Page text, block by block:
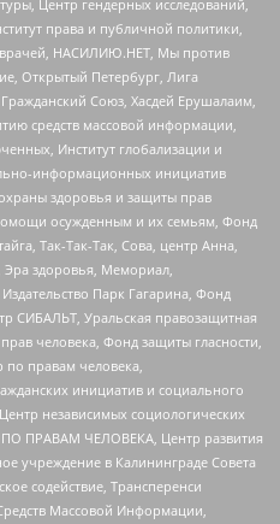
Центр гендерных исследований,
права и публичной политики,
НАСИЛИЮ.НЕТ, Мы против
Открытый Петербург, Лига
Союз, Хасдей Ерушалаим,
средств массовой информации,
Институт глобализации и
информационных инициатив
здоровья и защиты прав
осужденным и их семьям, Фонд
Так-Так-Так, Сова, центр Анна,
Эра здоровья, Мемориал,
Парк Гагарина, Фонд
СИБАЛЬТ, Уральская правозащитная
человека, Фонд защиты гласности,
по правам человека,
инициатив и социального
независимых социологических
ПРАВАМ ЧЕЛОВЕКА, Центр развития
учреждение в Калининграде Совета
содействие, Трансперенси
Массовой Информации,